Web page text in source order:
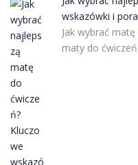
wskazówki i
Jak wybrać
maty do